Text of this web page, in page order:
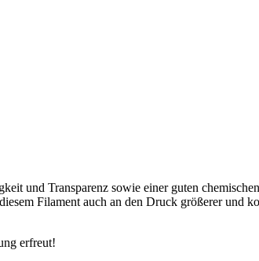
und Transparenz sowie einer guten
Filament auch an den Druck größerer und
erfreut!